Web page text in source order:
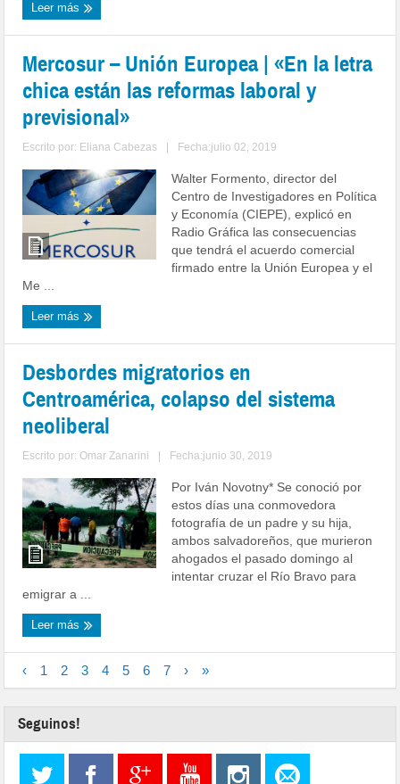
Leer más
Mercosur – Unión Europea | «En la letra
chica están las reformas laboral y
previsional»
Escrito por: Eliana Cabezas Fecha:julio 02, 2019
Walter Formento, director del
Centro de Investigadores en Política
y Economía (CIEPE), explicó en
Radio Gráfica las consecuencias
que tendrá el acuerdo comercial
firmado entre la Unión Europea y el
Me ...
Leer más
Desbordes migratorios en
Centroamérica, colapso del sistema
neoliberal
Escrito por:Omar Zanarini Fecha:junio 30, 2019
Por Iván Novotny* Se conoció por
estos días una conmovedora
fotografía de un padre y su hija,
ambos salvadoreños, que murieron
ahogados el pasado domingo al
intentar cruzar el Río Bravo para
emigrar a ...
Leer más
‹ 1 2 3 4 5 6 7 › »
Seguinos!